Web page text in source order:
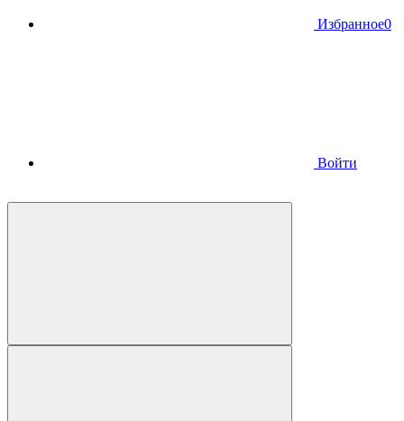
Избранное0
Войти